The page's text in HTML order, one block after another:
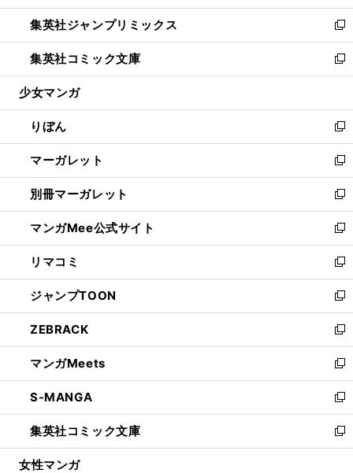
開
く
ウ
で
開
く
ン
ド
ウ
で
開
ウ
ィ
ン
ド
ウ
開
く
し
い
ウ
ィ
ン
ウ
で
開
く
集英社ジャンプリミックス
新
し
い
ウ
ン
ド
ウ
で
開
く
集英社コミック文庫
新
し
ウ
ィ
ン
ド
ウ
で
開
く
少女マンガ
りぼん
新
し
い
ウ
ィ
ン
ド
ウ
で
開
く
マーガレット
新
し
い
ウ
ィ
ン
ド
ウ
で
開
く
別冊マーガレット
新
し
い
ウ
ィ
ン
ド
ウ
で
開
く
マンガMee公式サイト
新
し
い
ウ
ィ
ン
ド
ウ
で
開
く
リマコミ
新
し
い
ウ
ィ
ン
ド
ウ
で
開
く
ジャンプTOON
新
し
い
ウ
ィ
ン
ド
ウ
で
開
ZEBRACK
新
し
い
ウ
ィ
ン
ド
ウ
マンガMeets
新
し
い
ウ
ィ
ン
S-MANGA
新
し
い
ウ
集英社コミック文庫
新
し
女性マンガ